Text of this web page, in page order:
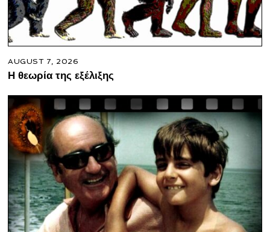
AUGUST 7, 2026
Η θεωρία της εξέλιξης